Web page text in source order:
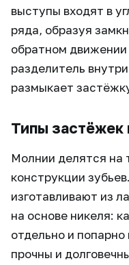
выступы входят в
ряда, образуя
обратном движении
разделитель
размыкает
Типы застёжек
Молнии делятся на
конструкции
изготавливают из
на основе никеля:
отдельно и
прочны и